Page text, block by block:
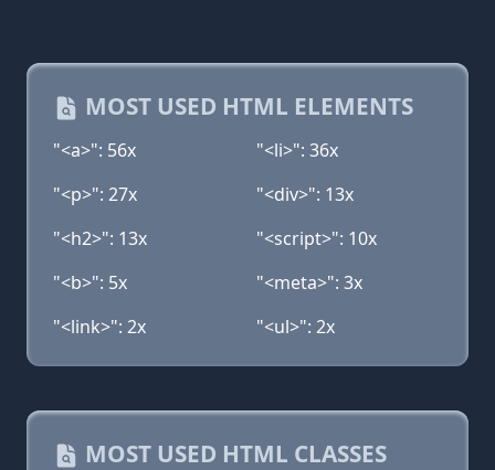
MOST USED HTML ELEMENTS
"<a>": 56x
"<li>": 36x
"<p>": 27x
"<div>": 13x
"<h2>": 13x
"<script>": 10x
"<b>": 5x
"<meta>": 3x
"<link>": 2x
"<ul>": 2x
MOST USED HTML CLASSES